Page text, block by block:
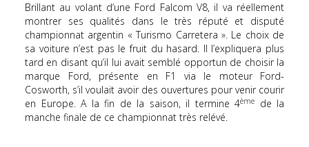
Brillant au volant d’une Ford Falcom V8, il va réellement
montrer ses qualités dans le très réputé et disputé
championnat argentin « Turismo Carretera ». Le choix de
sa voiture n’est pas le fruit du hasard. Il l’expliquera plus
tard en disant qu’il lui avait semblé opportun de choisir la
marque Ford, présente en F1 via le moteur Ford-
Cosworth, s’il voulait avoir des ouvertures pour venir courir
en Europe. A la fin de la saison, il termine 4ème
de la
manche finale de ce championnat très relévé.